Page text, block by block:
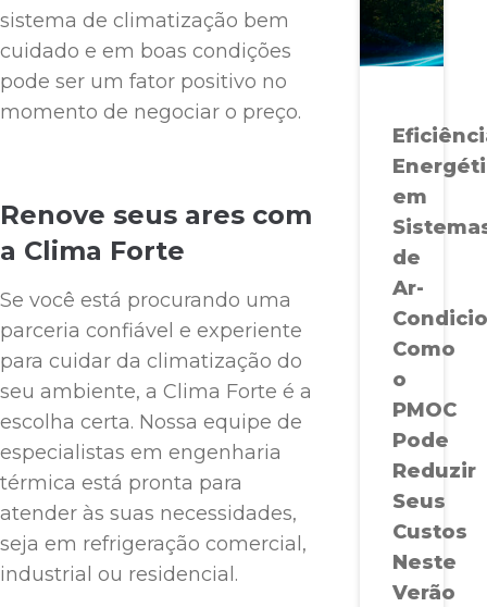
sistema de climatização bem
cuidado e em boas condições
pode ser um fator positivo no
momento de negociar o preço.
Renove seus ares com
a Clima Forte
Se você está procurando uma
parceria confiável e experiente
para cuidar da climatização do
seu ambiente, a Clima Forte é a
escolha certa. Nossa equipe de
especialistas em engenharia
térmica está pronta para
atender às suas necessidades,
seja em refrigeração comercial,
industrial ou residencial.
em
de
Ar-
Como
o
PMOC
Pode
Reduzir
Seus
Custos
Neste
Verão